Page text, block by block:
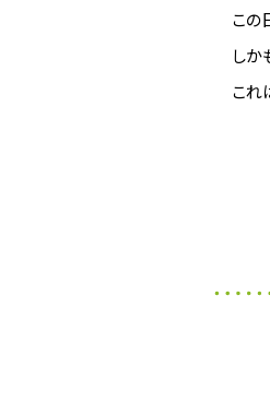
この
しか
これ